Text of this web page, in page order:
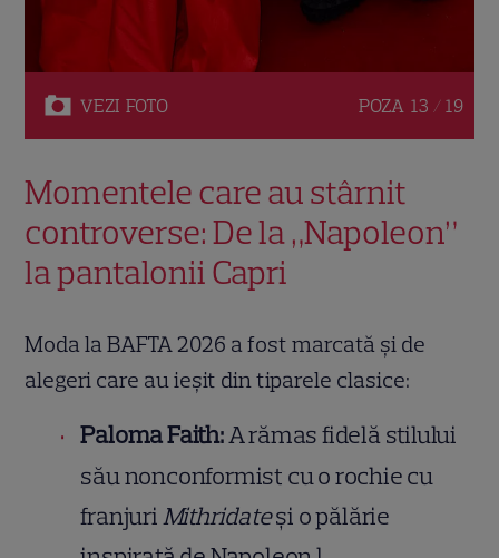
VEZI FOTO POZA 13 / 19
Momentele care au stârnit
controverse: De la „Napoleon”
la pantalonii Capri
Moda la BAFTA 2026 a fost marcată și de
alegeri care au ieșit din tiparele clasice:
Paloma Faith:A rămas fidelă stilului
său nonconformist cu o rochie cu
franjuriMithridateși o pălărie